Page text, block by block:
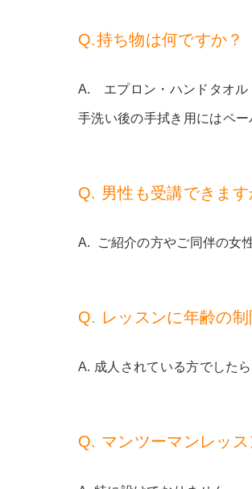
Q.持ち物は何ですか？
A. エプロン・ハンドタオル
手洗い後の手拭き用にはペー
Q. 男性も受講できます
A. ご紹介の方やご同伴の女
Q. レッスンに年齢の制
A. 成人されている方でした
Q. マンツーマンレッ